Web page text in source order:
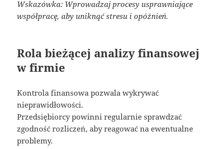
Wskazówka: Wprowadzaj procesy usprawniające
współpracę, aby uniknąć stresu i opóźnień.
Rola bieżącej analizy finansowej
w firmie
Kontrola finansowa pozwala wykrywać
nieprawidłowości.
Przedsiębiorcy powinni regularnie sprawdzać
zgodność rozliczeń, aby reagować na ewentualne
problemy.